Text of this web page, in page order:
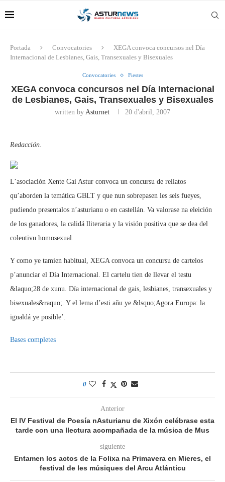
Portada Convocatories
XEGA convoca concursos nel Día
Internacional de Lesbianes, Gais, Transexuales y Bisexuales
Convocatories Fiestes
XEGA convoca concursos nel Día Internacional
de Lesbianes, Gais, Transexuales y Bisexuales
written by Asturnet 20 d'abril, 2007
Redacción.
L’asociación Xente Gai Astur convoca un concursu de rellatos
qu’aborden la temática GBLT y que nun sobrepasen les seis fueyes,
pudiendo presentalos n’asturianu o en castellán. Va valorase na eleición
de los ganadores, la calidá lliteraria y la visión positiva que se dea del
coleutivu homosexual.
Y como ye tamien habitual, XEGA convoca un concursu de cartelos
p’anunciar el Día Internacional. El cartelu tien de llevar el testu
&laquo;28 de xunu. Día internacional de gais, lesbianes, transexuales y
bisexuales&raquo;. Y el lema d’esti añu ye &lsquo;Agora Europa: la
igualdá ye posible’.
Bases completes
0
Anterior
El IV Festival de Poesía nAsturianu de Xixón celébrase esta
tarde con una llectura acompañada de la música de Mus
siguiente
Entamen los actos de la Folixa na Primavera en Mieres, el
festival de les músiques del Arcu Atlánticu